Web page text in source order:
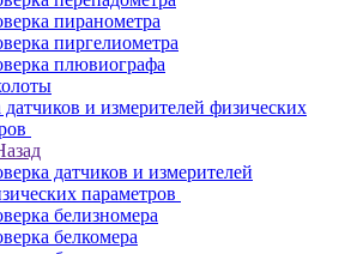
пиранометра
пиргелиометра
плювиографа
и измерителей физических
датчиков и измерителей
параметров
белизномера
белкомера